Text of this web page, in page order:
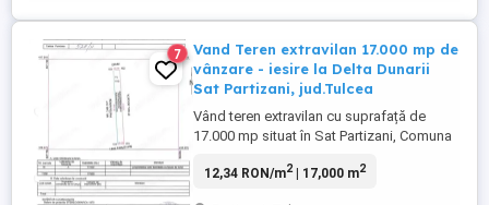
7
Vand Teren extravilan 17.000 mp de
vânzare - iesire la Delta Dunarii
Sat Partizani, jud.Tulcea
Vând teren extravilan cu suprafață de
17.000 mp situat în Sat Partizani, Comuna
investiții în turism, agricultură sau proiecte
12,34 RON/m2| 17,000 m2